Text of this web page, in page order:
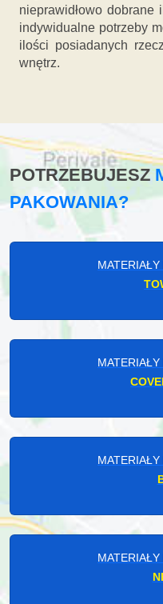
nieprawidłowo
indywidualne potrzeby
ilości posiadanych
wnętrz.
POTRZEBUJESZ
PAKOWANIA?
MATERIAŁY
MATERIAŁY
MATERIAŁY
MATERIAŁY